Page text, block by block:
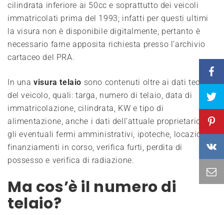
cilindrata inferiore ai 50cc e soprattutto dei veicoli
immatricolati prima del 1993; infatti per questi ultimi
la visura non è disponibile digitalmente, pertanto è
necessario farne apposita richiesta presso l’archivio
cartaceo del PRA.
In unavisura telaio sono contenuti oltre ai dati tecnici
del veicolo, quali: targa, numero di telaio, data di
immatricolazione, cilindrata, KW e tipo di
alimentazione, anche i dati dell’attuale proprietario e
gli eventuali fermi amministrativi, ipoteche, locazioni,
finanziamenti in corso, verifica furti, perdita di
possesso e verifica di radiazione.
Ma cos’è il numero di
telaio?